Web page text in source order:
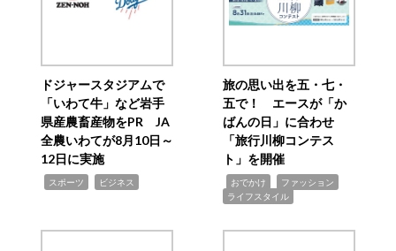
ドジャースタジアムで
「いわて牛」など岩手
県産農畜産物をPR JA
全農いわてが8月10日～
12日に実施
スポーツ ビジネス
旅の思い出を五・七・
五で！ エースが「か
ばんの日」に合わせ
「旅行川柳コンテス
ト」を開催
おでかけ ファッション
ライフスタイル